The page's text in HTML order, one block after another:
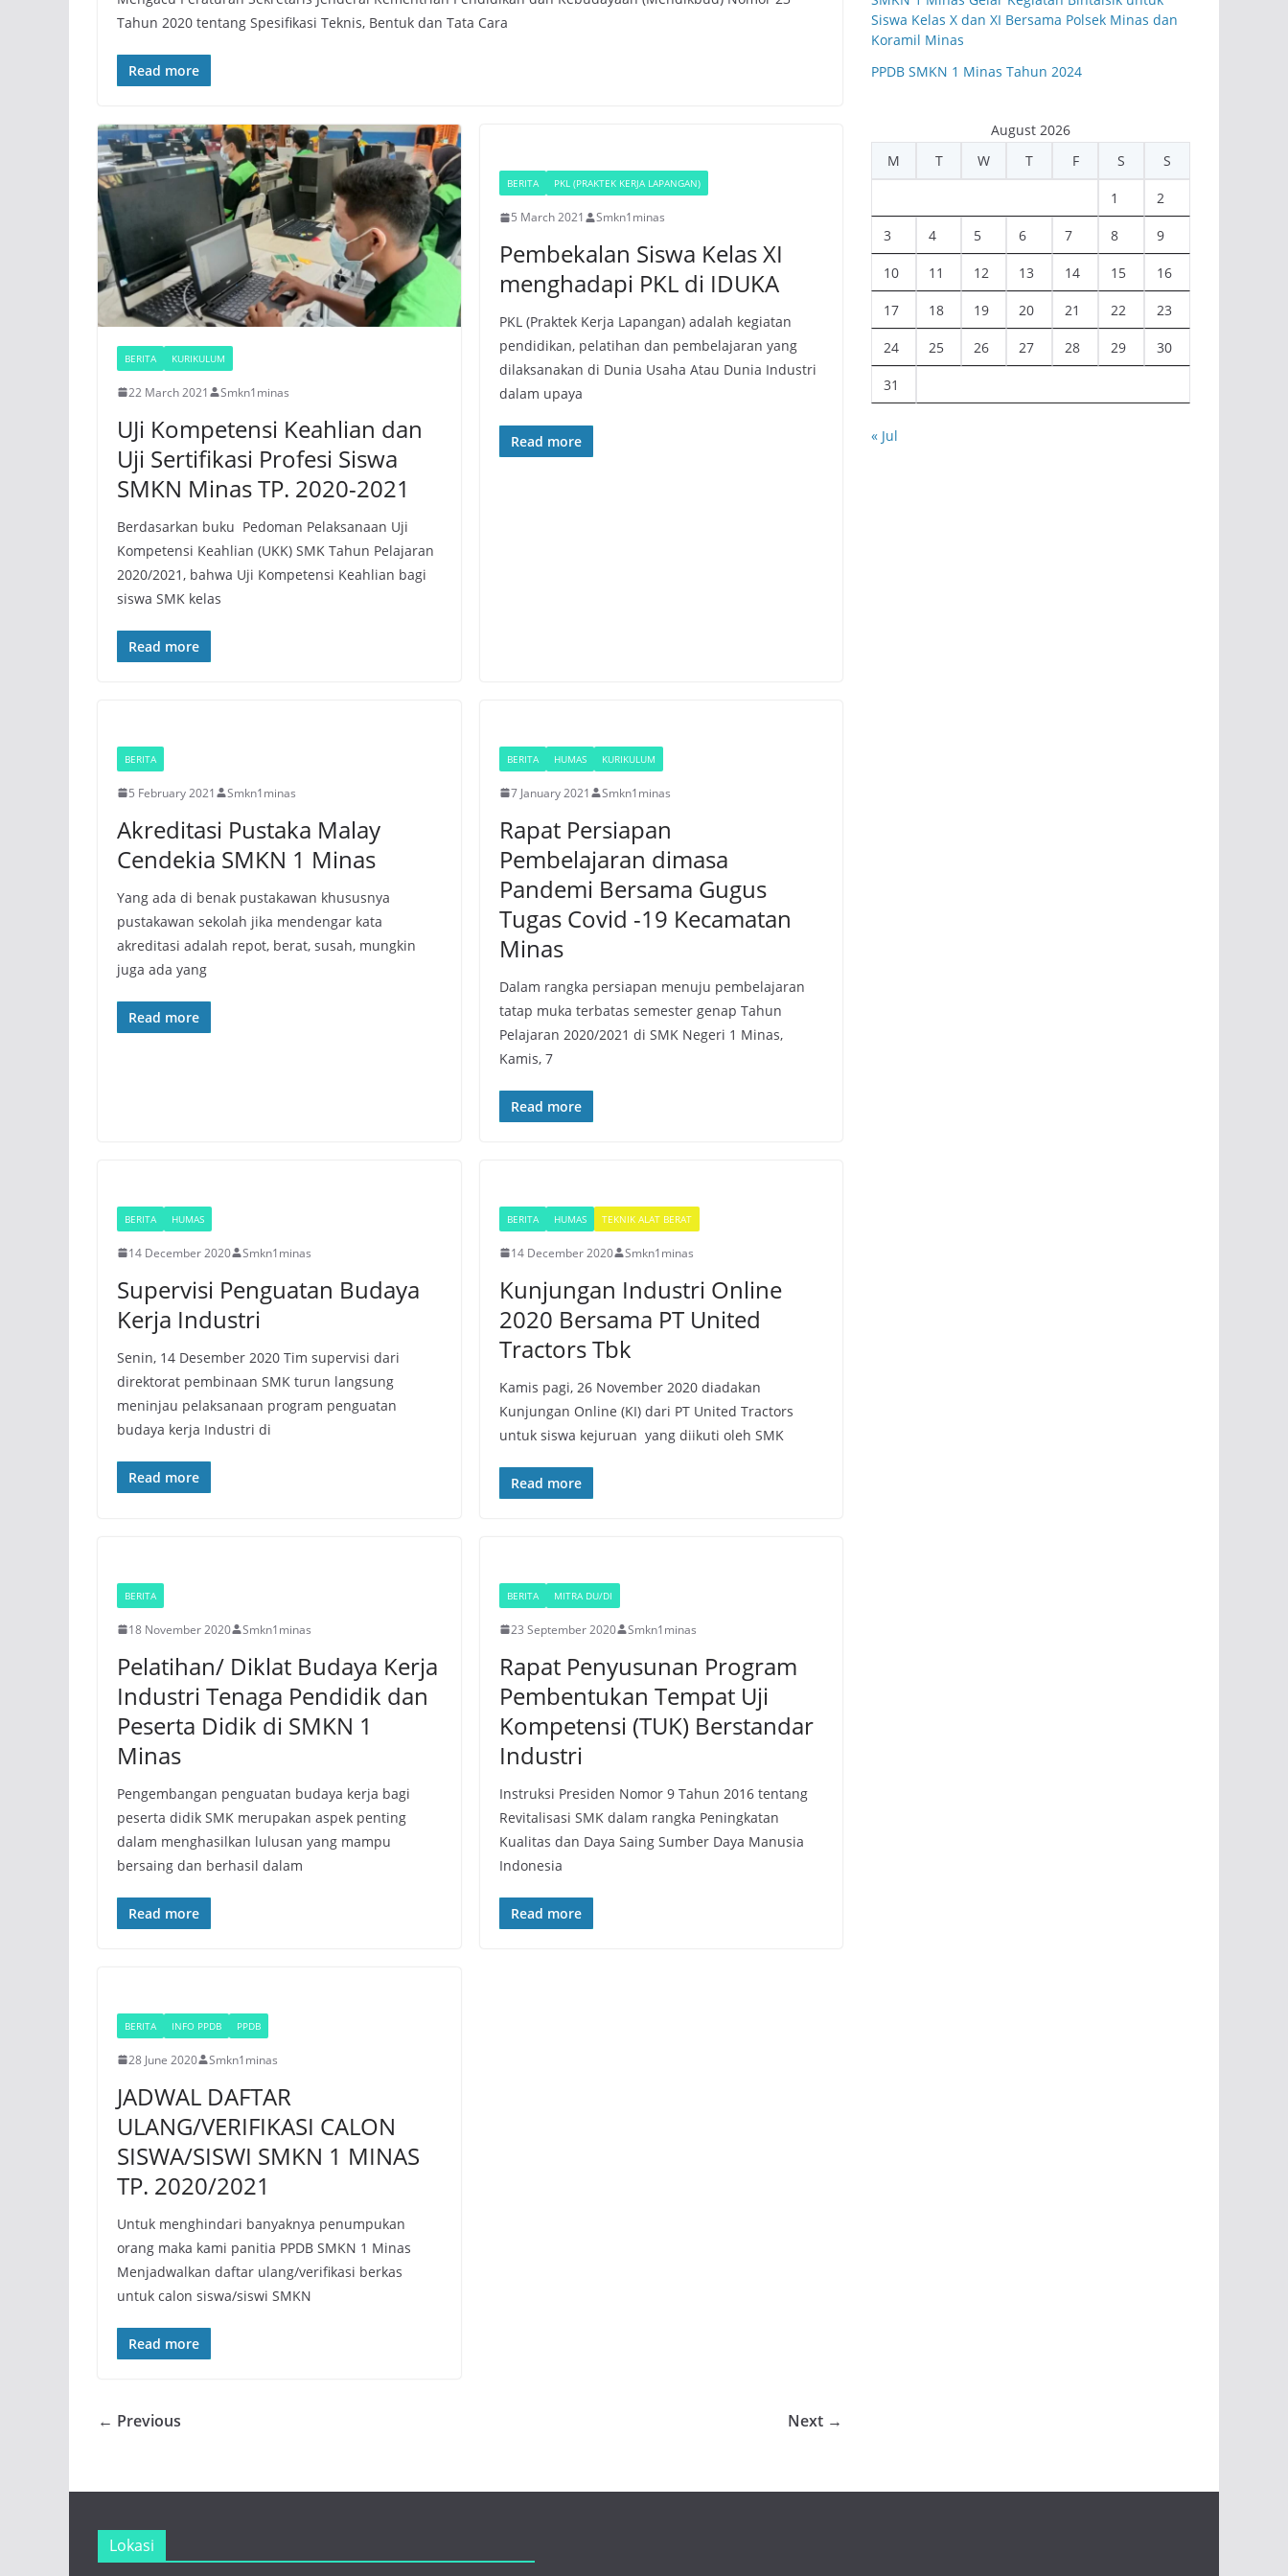
Tahun 2020 tentang Spesifikasi Teknis, Bentuk dan Tata Cara
Read more
BERITA KURIKULUM
22 March 2021 Smkn1minas
UJi Kompetensi Keahlian dan
Uji Sertifikasi Profesi Siswa
SMKN Minas TP. 2020-2021
Berdasarkan buku Pedoman Pelaksanaan Uji
Kompetensi Keahlian (UKK) SMK Tahun Pelajaran
2020/2021, bahwa Uji Kompetensi Keahlian bagi
siswa SMK kelas
Read more
BERITA PKL (PRAKTEK KERJA LAPANGAN)
5 March 2021 Smkn1minas
Pembekalan Siswa Kelas XI
menghadapi PKL di IDUKA
PKL (Praktek Kerja Lapangan) adalah kegiatan
pendidikan, pelatihan dan pembelajaran yang
dilaksanakan di Dunia Usaha Atau Dunia Industri
dalam upaya
Read more
BERITA
5 February 2021 Smkn1minas
Akreditasi Pustaka Malay
Cendekia SMKN 1 Minas
Yang ada di benak pustakawan khususnya
pustakawan sekolah jika mendengar kata
akreditasi adalah repot, berat, susah, mungkin
juga ada yang
Read more
BERITA HUMAS KURIKULUM
7 January 2021 Smkn1minas
Rapat Persiapan
Pembelajaran dimasa
Pandemi Bersama Gugus
Tugas Covid -19 Kecamatan
Minas
Dalam rangka persiapan menuju pembelajaran
tatap muka terbatas semester genap Tahun
Pelajaran 2020/2021 di SMK Negeri 1 Minas,
Kamis, 7
Read more
BERITA HUMAS
14 December 2020 Smkn1minas
Supervisi Penguatan Budaya
Kerja Industri
Senin, 14 Desember 2020 Tim supervisi dari
direktorat pembinaan SMK turun langsung
meninjau pelaksanaan program penguatan
budaya kerja Industri di
Read more
BERITA HUMAS TEKNIK ALAT BERAT
14 December 2020 Smkn1minas
Kunjungan Industri Online
2020 Bersama PT United
Tractors Tbk
Kamis pagi, 26 November 2020 diadakan
Kunjungan Online (KI) dari PT United Tractors
untuk siswa kejuruan yang diikuti oleh SMK
Read more
BERITA
18 November 2020 Smkn1minas
Pelatihan/ Diklat Budaya Kerja
Industri Tenaga Pendidik dan
Peserta Didik di SMKN 1
Minas
Pengembangan penguatan budaya kerja bagi
peserta didik SMK merupakan aspek penting
dalam menghasilkan lulusan yang mampu
bersaing dan berhasil dalam
Read more
BERITA MITRA DU/DI
23 September 2020 Smkn1minas
Rapat Penyusunan Program
Pembentukan Tempat Uji
Kompetensi (TUK) Berstandar
Industri
Instruksi Presiden Nomor 9 Tahun 2016 tentang
Revitalisasi SMK dalam rangka Peningkatan
Kualitas dan Daya Saing Sumber Daya Manusia
Indonesia
Read more
BERITA INFO PPDB PPDB
28 June 2020 Smkn1minas
JADWAL DAFTAR
ULANG/VERIFIKASI CALON
SISWA/SISWI SMKN 1 MINAS
TP. 2020/2021
Untuk menghindari banyaknya penumpukan
orang maka kami panitia PPDB SMKN 1 Minas
Menjadwalkan daftar ulang/verifikasi berkas
untuk calon siswa/siswi SMKN
Read more
← Previous Next →
Siswa Kelas X dan XI Bersama Polsek Minas dan
Koramil Minas
PPDB SMKN 1 Minas Tahun 2024
August 2026
M
T W T F S S
1 2
3 4 5 6 7 8 9
10 11 12 13 14 15 16
17 18 19 20 21 22 23
24 25 26 27 28 29 30
31
« Jul
Lokasi